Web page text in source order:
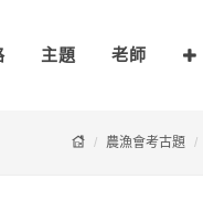
主題 老師
農漁會考古題